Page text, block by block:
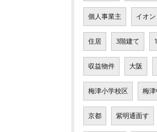
個人事業主 イオン
住居 3階建て
収益物件 大阪
梅津小学校区 梅
京都 紫明通面す